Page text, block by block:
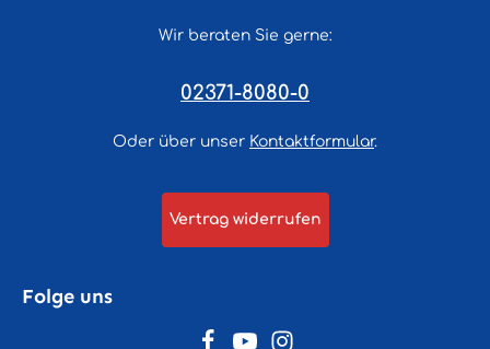
Wir beraten Sie gerne:
02371-8080-0
Oder über unser Kontaktformular.
Vertrag widerrufen
Folge uns